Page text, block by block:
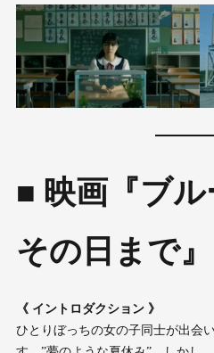
■ 映画『ブ
その日まで』
《 イントロダクション 》
ひとりぼっちの女の子同士が出会